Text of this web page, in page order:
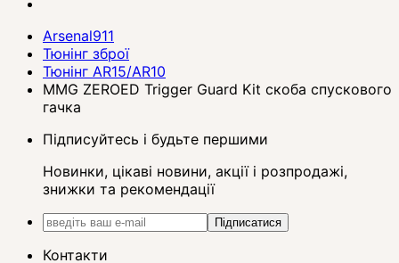
Arsenal911
Тюнінг зброї
Тюнінг AR15/AR10
MMG ZEROED Trigger Guard Kit скоба спускового
гачка
Підписуйтесь і будьте першими
Новинки, цікаві новини, акції і розпродажі,
знижки та рекомендації
Підписатися
Контакти